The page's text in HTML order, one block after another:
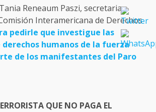
Reneaum Paszi, secretaria
Interamericana de Derechos
pedirle que investigue las
humanos de la fuerza
de los manifestantes del Paro
QUE NO PAGA EL